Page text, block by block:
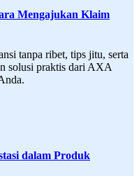
Mengajukan Klaim
tanpa ribet, tips jitu, serta
solusi praktis dari AXA
dalam Produk